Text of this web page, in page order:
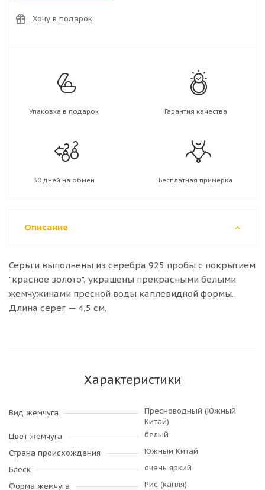
Хочу в подарок
Упаковка в подарок Гарантия качества
30 дней на обмен Бесплатная примерка
Описание
Серьги выполнены из серебра 925 пробы с покрытием
"красное золото", украшены прекрасными белыми
жемчужинами пресной воды каплевидной формы.
Длина серег — 4,5 см.
Характеристики
Вид жемчуга
Пресноводный (Южный
Китай)
Цвет жемчуга
белый
Страна происхождения
Южный Китай
Блеск
очень яркий
Форма жемчуга
Рис (капля)